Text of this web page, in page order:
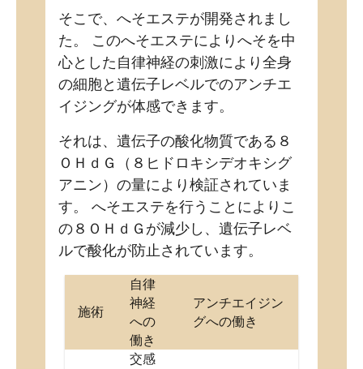
そこで、へそエステが開発されまし
た。 このへそエステによりへそを中
心とした自律神経の刺激により全身
の細胞と遺伝子レベルでのアンチエ
イジングが体感できます。
それは、遺伝子の酸化物質である８
ＯＨｄＧ（８ヒドロキシデオキシグ
アニン）の量により検証されていま
す。 へそエステを行うことによりこ
の８ＯＨｄＧが減少し、遺伝子レベ
ルで酸化が防止されています。
施術
自律
神経
への
働き
アンチエイジン
グへの働き
交感